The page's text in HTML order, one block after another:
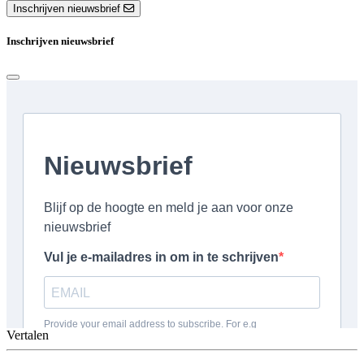
Inschrijven nieuwsbrief
Inschrijven nieuwsbrief
Vertalen